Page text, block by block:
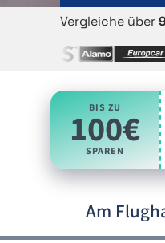
Vergleiche über
BIS ZU
100€
SPAREN
Am